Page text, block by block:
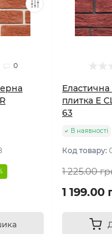
0
Еластична
плитка E
63
В наявності
Код товару:
1 225.00
1 199.00